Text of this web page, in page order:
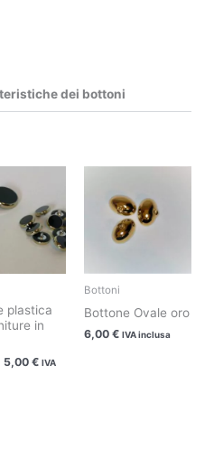
dei bottoni
plastica
in
5,00€
prezzo:
da
3,00 €
a
5,00 €
IVA
Bottoni
Bottone Ovale oro
6,00 € IVA inclusa
prodotto
Le
opzioni
possono
essere